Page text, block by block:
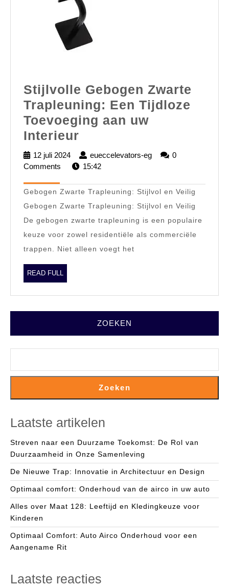
Stijlvolle Gebogen Zwarte
Trapleuning: Een Tijdloze
Toevoeging aan uw
Interieur
Gebogen
Zwarte
Trapleuning:
Een
Tijdloze
Toevoeging
12 juli 2024
12
juli
eueccelevators-eg
eueccelevators-
0
Comments
15:42
Gebogen Zwarte Trapleuning: Stijlvol en Veilig
Gebogen Zwarte Trapleuning: Stijlvol en Veilig
De gebogen zwarte trapleuning is een populaire
keuze voor zowel residentiële als commerciële
trappen. Niet alleen voegt het
READ FULL
FULL
ZOEKEN
Zoeken
Laatste artikelen
Streven naar een Duurzame Toekomst: De Rol van
Duurzaamheid in Onze Samenleving
De Nieuwe Trap: Innovatie in Architectuur en Design
Optimaal comfort: Onderhoud van de airco in uw auto
Alles over Maat 128: Leeftijd en Kledingkeuze voor
Kinderen
Optimaal Comfort: Auto Airco Onderhoud voor een
Aangename Rit
Laatste reacties